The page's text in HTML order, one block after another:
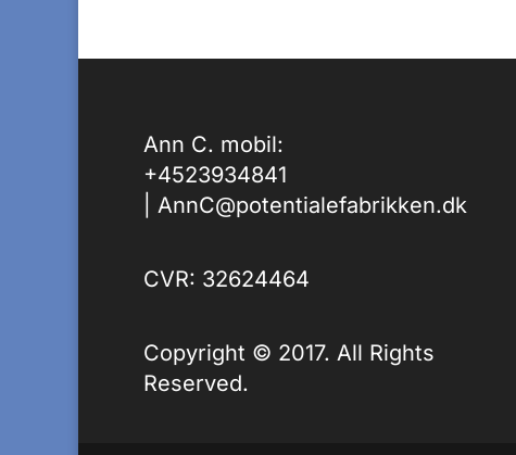
Ann C. mobil:
+4523934841
AnnC@potentialefabrikken.dk
CVR: 32624464
Copyright © 2017. All Rights
Reserved.